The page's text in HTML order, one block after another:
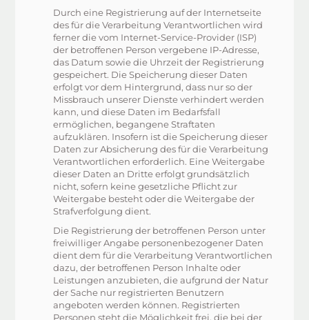
Durch eine Registrierung auf der Internetseite
des für die Verarbeitung Verantwortlichen wird
ferner die vom Internet-Service-Provider (ISP)
der betroffenen Person vergebene IP-Adresse,
das Datum sowie die Uhrzeit der Registrierung
gespeichert. Die Speicherung dieser Daten
erfolgt vor dem Hintergrund, dass nur so der
Missbrauch unserer Dienste verhindert werden
kann, und diese Daten im Bedarfsfall
ermöglichen, begangene Straftaten
aufzuklären. Insofern ist die Speicherung dieser
Daten zur Absicherung des für die Verarbeitung
Verantwortlichen erforderlich. Eine Weitergabe
dieser Daten an Dritte erfolgt grundsätzlich
nicht, sofern keine gesetzliche Pflicht zur
Weitergabe besteht oder die Weitergabe der
Strafverfolgung dient.
Die Registrierung der betroffenen Person unter
freiwilliger Angabe personenbezogener Daten
dient dem für die Verarbeitung Verantwortlichen
dazu, der betroffenen Person Inhalte oder
Leistungen anzubieten, die aufgrund der Natur
der Sache nur registrierten Benutzern
angeboten werden können. Registrierten
Personen steht die Möglichkeit frei, die bei der